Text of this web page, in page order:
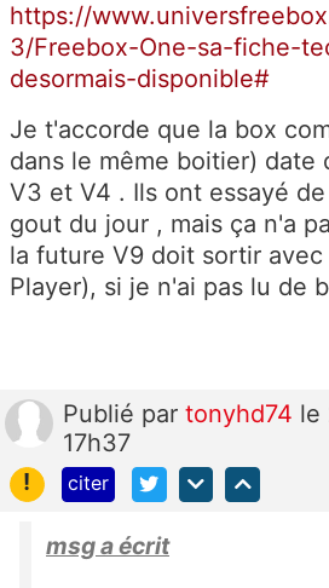
https://
3/Freebox-One-sa-fiche-
desormais-disponible#
Je t'accorde que la box
dans le même boitier) date
V3 et V4 . Ils ont essayé
gout du jour , mais ça n'a
la future V9 doit sortir
Player), si je n'ai pas lu de
Publié par tonyhd74 le
17h37
!
citer
msg a écrit